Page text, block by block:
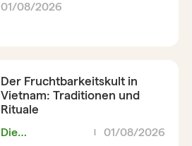
01/08/2026
Der Fruchtbarkeitskult in
Vietnam: Traditionen und
Rituale
Die
01/08/2026